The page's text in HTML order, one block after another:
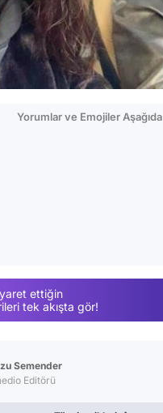
Yorumlar ve Emojiler Aşağıda
ettiğin
tek akışta gör!
Semender
Editörü